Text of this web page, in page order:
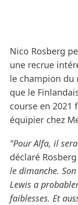
Nico Rosberg
une recrue
le champion du
que le
course en 2021
équipier chez
"Pour Alfa, il
déclaré Rosberg
le dimanche.
Lewis a
faiblesses. Et